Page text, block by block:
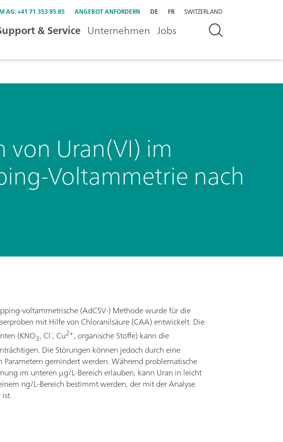
AG: +41 71 353 85 85 ANGEBOT ANFORDERN DE FR SWITZERLAND
& Service Unternehmen Jobs
Uran(VI) im
Voltammetrie nach
voltammetrische (AdCSV-) Methode wurde für die
mit Hilfe von Chloranilsäure (CAA) entwickelt. Die
(KNO3, Cl-, Cu2+, organische Stoffe) kann die
Die Störungen können jedoch durch eine
gemindert werden. Während problematische
im unteren µg/L-Bereich erlauben, kann Uran in leicht
ng/L-Bereich bestimmt werden, der mit der Analyse